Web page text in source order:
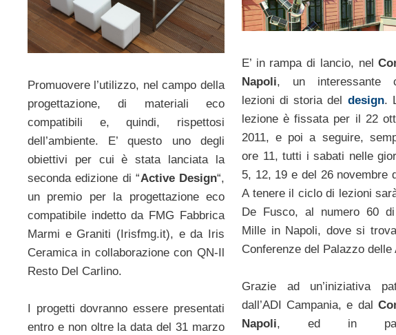
Promuovere l’utilizzo, nel campo della
progettazione, di materiali eco
compatibili e, quindi, rispettosi
dell’ambiente. E’ questo uno degli
obiettivi per cui è stata lanciata la
seconda edizione di “Active Design“,
un premio per la progettazione eco
compatibile indetto da FMG Fabbrica
Marmi e Graniti (Irisfmg.it), e da Iris
Ceramica in collaborazione con QN-Il
Resto Del Carlino.
I progetti dovranno essere presentati
entro e non oltre la data del 31 marzo
E’ in rampa di lancio, nel
Napoli, un interessante
lezioni di storia del design.
lezione è fissata per il 22
2011, e poi a seguire,
ore 11, tutti i sabati nelle
5, 12, 19 e del 26 novembre
A tenere il ciclo di lezioni
De Fusco, al numero 60
Mille in Napoli, dove si
Conferenze del Palazzo delle
Grazie ad un’iniziativa
dall’ADI Campania, e dal
Napoli, ed in